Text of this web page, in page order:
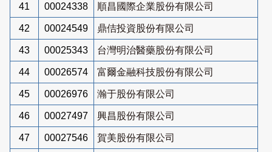
41 00024338 順昌國際企業股份有限公司
42 00024549 鼎佶投資股份有限公司
43 00025343 台灣明治醫藥股份有限公司
44 00026574 富爾金融科技股份有限公司
45 00026976 瀚于股份有限公司
46 00027497 興昌股份有限公司
47 00027546 賀美股份有限公司